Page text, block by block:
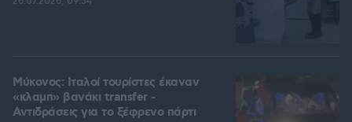
Μύκονος: Ιταλοί τουρίστες έκαναν
«κλαμπ» βανάκι transfer -
Αντιδράσεις για το ξέφρενο πάρτι